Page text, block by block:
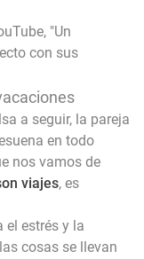
"Un
con sus
a seguir, la pareja
en todo
nos vamos de
viajes, es
el estrés y la
cosas se llevan